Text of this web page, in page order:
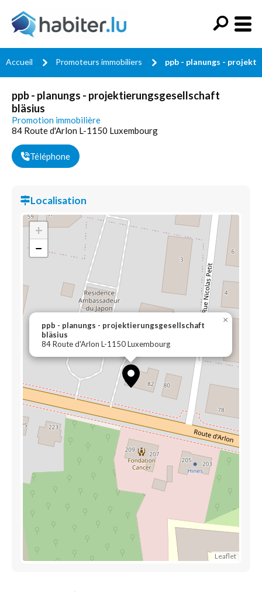
Accueil Promoteurs immobiliers ppb - planungs -
ppb - planungs - projektierungsgesellschaft
bläsius
Promotion immobilière
84 Route d'Arlon L-1150 Luxembourg
Téléphone
Localisation
ppb - planungs - projektierungsgesellschaft
bläsius
84 Route d'Arlon L-1150 Luxembourg
×
+
−
Leaflet